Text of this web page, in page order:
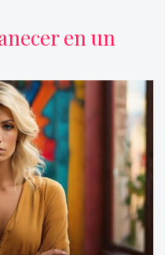
en un